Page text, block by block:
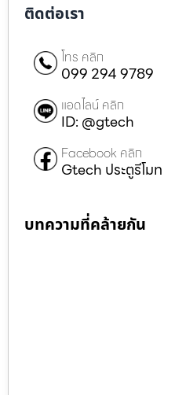
ติดต่อเรา
โทร คลิก
099 294 9789
แอดไลน์ คลิก
ID: @gtech
Facebook คลิก
Gtech ประตูรีโมท
บทความที่คล้ายกัน